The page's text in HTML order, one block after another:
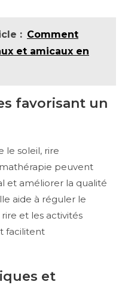
: Comment
et amicaux en
favorisant un
le soleil, rire
peuvent
et améliorer la qualité
aide à réguler le
et les activités
facilitent
et